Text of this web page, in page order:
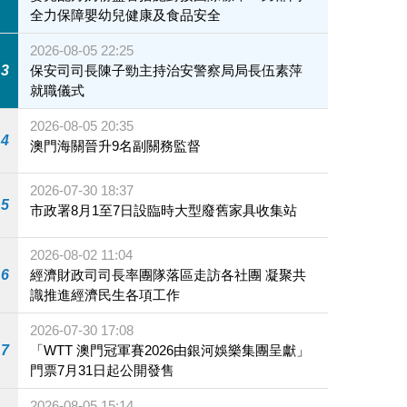
全力保障嬰幼兒健康及食品安全
3
2026-08-05 22:25
保安司司長陳子勁主持治安警察局局長伍素萍
就職儀式
4
2026-08-05 20:35
澳門海關晉升9名副關務監督
5
2026-07-30 18:37
市政署8月1至7日設臨時大型廢舊家具收集站
6
2026-08-02 11:04
經濟財政司司長率團隊落區走訪各社團 凝聚共
識推進經濟民生各項工作
7
2026-07-30 17:08
「WTT 澳門冠軍賽2026由銀河娛樂集團呈獻」
門票7月31日起公開發售